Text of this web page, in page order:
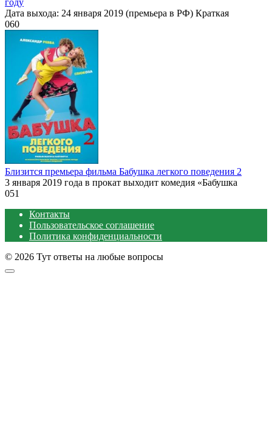
Дата выхода: 24 января 2019 (премьера в РФ) Краткая
060
Близится премьера фильма Бабушка легкого поведения 2
3 января 2019 года в прокат выходит комедия «Бабушка
051
Контакты
Пользовательское соглашение
Политика конфиденциальности
© 2026 Тут ответы на любые вопросы